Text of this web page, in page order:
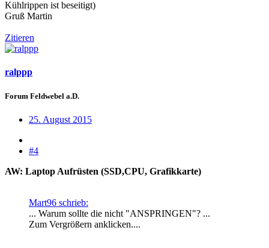
Kühlrippen ist beseitigt)
Gruß Martin
Zitieren
ralppp
Forum Feldwebel a.D.
25. August 2015
#4
AW: Laptop Aufrüsten (SSD,CPU, Grafikkarte)
Mart96 schrieb:
... Warum sollte die nicht "ANSPRINGEN"? ...
Zum Vergrößern anklicken....